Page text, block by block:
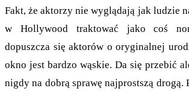
Fakt, że aktorzy nie wyglądają jak ludzie
w Hollywood traktować jako coś
dopuszcza się aktorów o oryginalnej
okno jest bardzo wąskie. Da się przebić
nigdy na dobrą sprawę najprostszą drogą.